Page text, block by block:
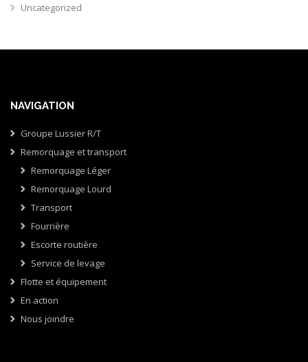
Uncategorized
NAVIGATION
Groupe Lussier R/T
Remorquage et transport
Remorquage Léger
Remorquage Lourd
Transport
Fourrière
Escorte routière
Service de levage
Flotte et équipement
En action
Nous joindre